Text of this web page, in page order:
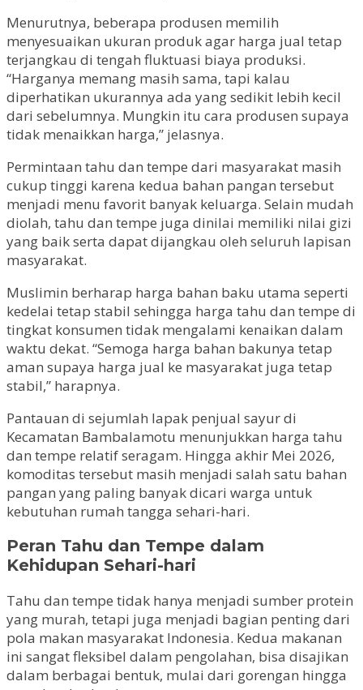
Menurutnya, beberapa produsen memilih
menyesuaikan ukuran produk agar harga jual tetap
terjangkau di tengah fluktuasi biaya produksi.
“Harganya memang masih sama, tapi kalau
diperhatikan ukurannya ada yang sedikit lebih kecil
dari sebelumnya. Mungkin itu cara produsen supaya
tidak menaikkan harga,” jelasnya.
Permintaan tahu dan tempe dari masyarakat masih
cukup tinggi karena kedua bahan pangan tersebut
menjadi menu favorit banyak keluarga. Selain mudah
diolah, tahu dan tempe juga dinilai memiliki nilai gizi
yang baik serta dapat dijangkau oleh seluruh lapisan
masyarakat.
Muslimin berharap harga bahan baku utama seperti
kedelai tetap stabil sehingga harga tahu dan tempe di
tingkat konsumen tidak mengalami kenaikan dalam
waktu dekat. “Semoga harga bahan bakunya tetap
aman supaya harga jual ke masyarakat juga tetap
stabil,” harapnya.
Pantauan di sejumlah lapak penjual sayur di
Kecamatan Bambalamotu menunjukkan harga tahu
dan tempe relatif seragam. Hingga akhir Mei 2026,
komoditas tersebut masih menjadi salah satu bahan
pangan yang paling banyak dicari warga untuk
kebutuhan rumah tangga sehari-hari.
Peran Tahu dan Tempe dalam
Kehidupan Sehari-hari
Tahu dan tempe tidak hanya menjadi sumber protein
yang murah, tetapi juga menjadi bagian penting dari
pola makan masyarakat Indonesia. Kedua makanan
ini sangat fleksibel dalam pengolahan, bisa disajikan
dalam berbagai bentuk, mulai dari gorengan hingga